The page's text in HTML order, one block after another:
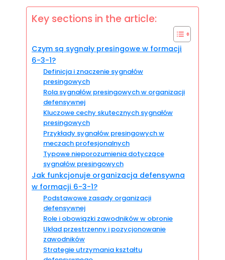
Key sections in the article:
Czym są sygnały presingowe w formacji
6-3-1?
Definicja i znaczenie sygnałów
presingowych
Rola sygnałów presingowych w organizacji
defensywnej
Kluczowe cechy skutecznych sygnałów
presingowych
Przykłady sygnałów presingowych w
meczach profesjonalnych
Typowe nieporozumienia dotyczące
sygnałów presingowych
Jak funkcjonuje organizacja defensywna
w formacji 6-3-1?
Podstawowe zasady organizacji
defensywnej
Role i obowiązki zawodników w obronie
Układ przestrzenny i pozycjonowanie
zawodników
Strategie utrzymania kształtu